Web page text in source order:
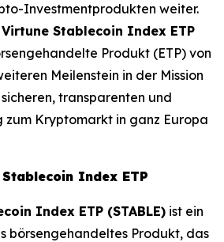
Investmentprodukten weiter.
Virtune Stablecoin Index ETP
Produkt (ETP) von
Meilenstein in der Mission
transparenten und
Kryptomarkt in ganz Europa
Index ETP
Index ETP (STABLE) ist ein
börsengehandeltes Produkt, das